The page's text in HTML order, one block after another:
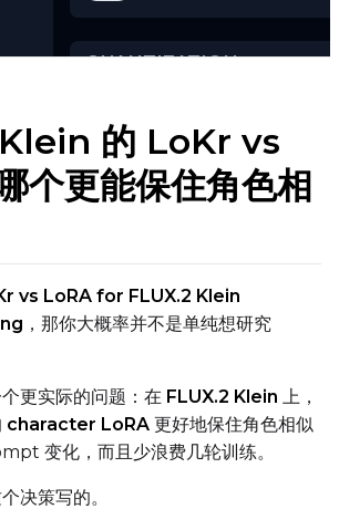
QUANTIZATION
Text Encoder
qfloat8 (default)
ToggleCompile Model
Compile Model
的 LoKr vs
个更能保住角色相
vs LoRA for FLUX.2 Klein
，那你大概率并不是单纯想研究
更实际的问题：在 FLUX.2 Klein 上，
character LoRA 更好地保住角色相似
变化，而且少浪费几轮训练。
决策写的。